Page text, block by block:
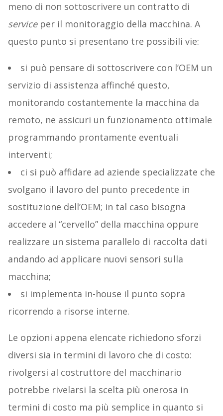
meno di non sottoscrivere un contratto di
serviceper il monitoraggio della macchina. A
questo punto si presentano tre possibili vie:
si può pensare di sottoscrivere con l’OEM un
servizio di assistenza affinché questo,
monitorando costantemente la macchina da
remoto, ne assicuri un funzionamento ottimale
programmando prontamente eventuali
interventi;
ci si può affidare ad aziende specializzate che
svolgano il lavoro del punto precedente in
sostituzione dell’OEM; in tal caso bisogna
accedere al “cervello” della macchina oppure
realizzare un sistema parallelo di raccolta dati
andando ad applicare nuovi sensori sulla
macchina;
si implementa in-house il punto sopra
ricorrendo a risorse interne.
Le opzioni appena elencate richiedono sforzi
diversi sia in termini di lavoro che di costo:
rivolgersi al costruttore del macchinario
potrebbe rivelarsi la scelta più onerosa in
termini di costo ma più semplice in quanto si